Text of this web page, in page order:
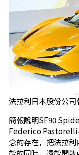
法拉利日本股份公
簡報說明SF90
Federico Pastorelli
念的存在，把法拉